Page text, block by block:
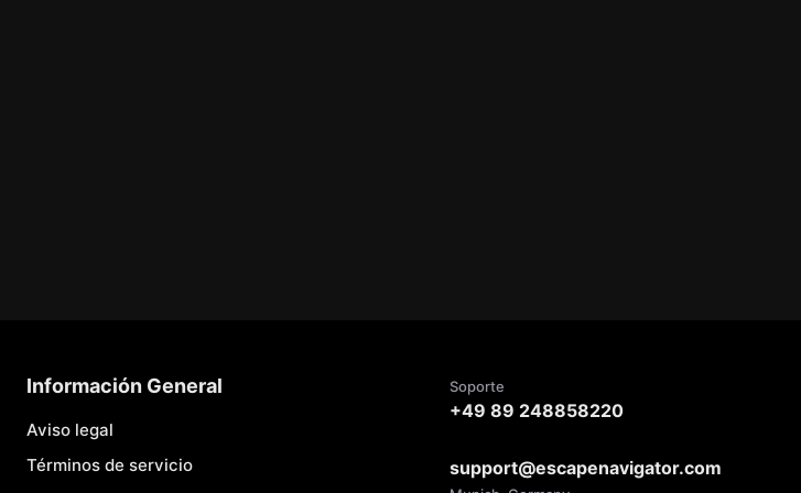
Información General
Aviso legal
Términos de servicio
Soporte
+49 89 248858220
support@escapenavigator.com